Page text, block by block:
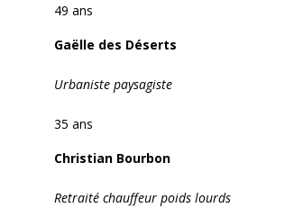
49 ans
Gaëlle des Déserts
Urbaniste paysagiste
35 ans
Christian Bourbon
Retraité chauffeur poids lourds